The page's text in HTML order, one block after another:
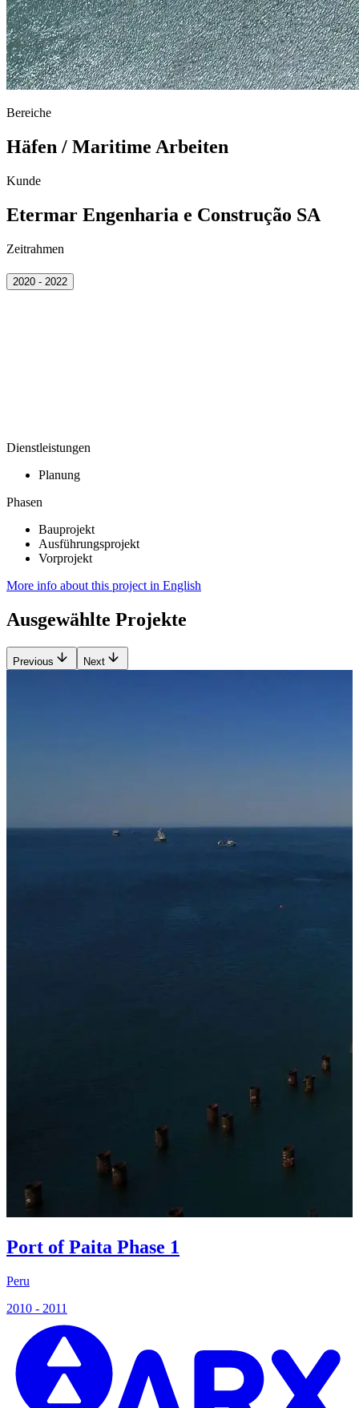
Bereiche
Häfen / Maritime Arbeiten
Kunde
Etermar Engenharia e Construção SA
Zeitrahmen
2020 - 2022
Dienstleistungen
Planung
Phasen
Bauprojekt
Ausführungsprojekt
Vorprojekt
More info about this project in English
Ausgewählte Projekte
Previous Next
Port of Paita Phase 1
Peru
2010 - 2011